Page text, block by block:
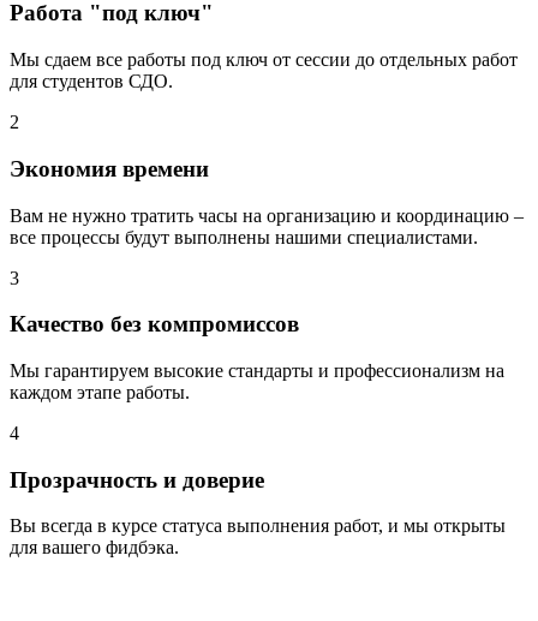
Работа "под ключ"
Мы сдаем все работы под ключ от сессии до отдельных работ
для студентов СДО.
2
Экономия времени
Вам не нужно тратить часы на организацию и координацию –
все процессы будут выполнены нашими специалистами.
3
Качество без компромиссов
Мы гарантируем высокие стандарты и профессионализм на
каждом этапе работы.
4
Прозрачность и доверие
Вы всегда в курсе статуса выполнения работ, и мы открыты
для вашего фидбэка.